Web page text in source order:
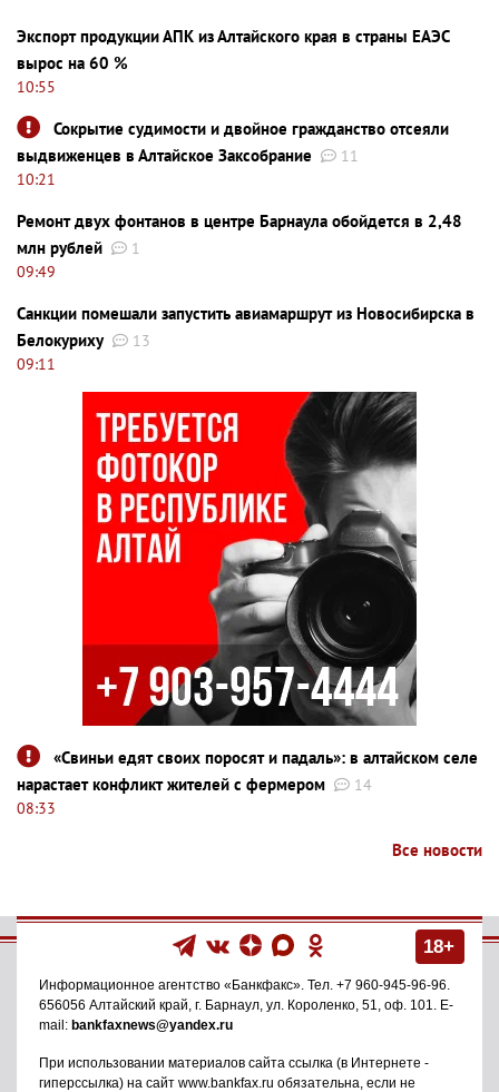
Экспорт продукции АПК из Алтайского края в страны ЕАЭС
вырос на 60 %
10:55
Сокрытие судимости и двойное гражданство отсеяли
выдвиженцев в Алтайское Заксобрание
11
10:21
Ремонт двух фонтанов в центре Барнаула обойдется в 2,48
млн рублей
1
09:49
Санкции помешали запустить авиамаршрут из Новосибирска в
Белокуриху
13
09:11
«Свиньи едят своих поросят и падаль»: в алтайском селе
нарастает конфликт жителей с фермером
14
08:33
Все новости
18+
Информационное агентство «Банкфакс» . Тел. +7 960-945-96-96
656056 Алтайский край, г. Барнаул ул. Короленко, 51, оф. 101
. E-
mail: bankfaxnews@yandex.ru
При использовании материалов сайта ссылка (в Интернете -
гиперссылка) на сайт www.bankfax.ru обязательна, если не